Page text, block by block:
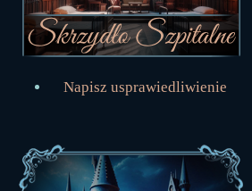
Napisz usprawiedliwienie